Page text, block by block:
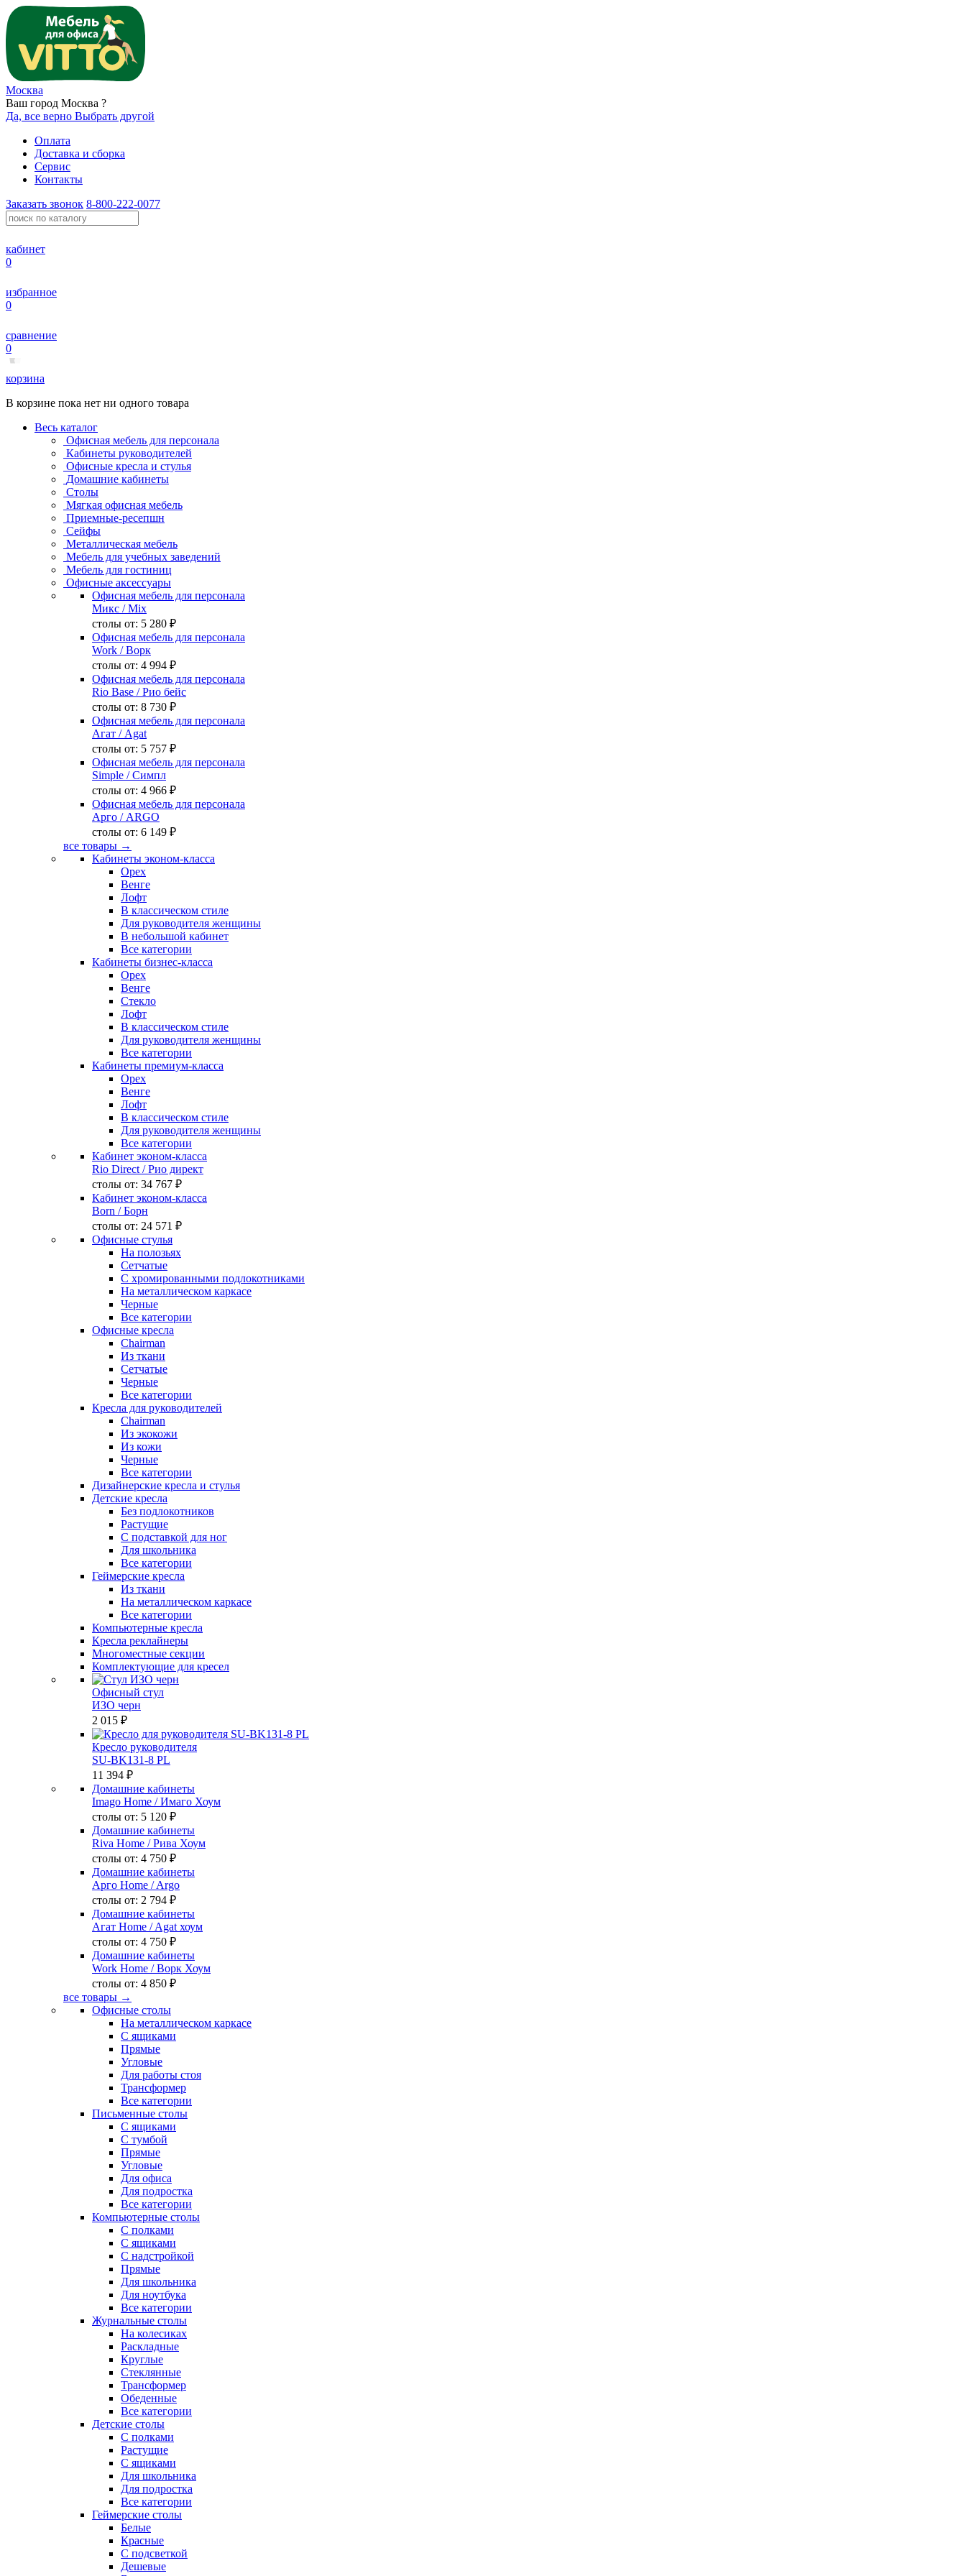
Москва
Ваш город Москва ?
Да, все верно Выбрать другой
Оплата
Доставка и сборка
Сервис
Контакты
Заказать звонок 8-800-222-0077
кабинет
0
избранное
0
сравнение
0
корзина
В корзине пока нет ни одного товара
Весь каталог
Офисная мебель для персонала
Кабинеты руководителей
Офисные кресла и стулья
Домашние кабинеты
Столы
Мягкая офисная мебель
Приемные-ресепшн
Сейфы
Металлическая мебель
Мебель для учебных заведений
Мебель для гостиниц
Офисные аксессуары
Офисная мебель для персонала
Микс / Mix
столы от: 5 280 ₽
Офисная мебель для персонала
Work / Ворк
столы от: 4 994 ₽
Офисная мебель для персонала
Rio Base / Рио бейс
столы от: 8 730 ₽
Офисная мебель для персонала
Агат / Agat
столы от: 5 757 ₽
Офисная мебель для персонала
Simple / Симпл
столы от: 4 966 ₽
Офисная мебель для персонала
Арго / ARGO
столы от: 6 149 ₽
все товары →
Кабинеты эконом-класса
Орех
Венге
Лофт
В классическом стиле
Для руководителя женщины
В небольшой кабинет
Все категории
Кабинеты бизнес-класса
Орех
Венге
Стекло
Лофт
В классическом стиле
Для руководителя женщины
Все категории
Кабинеты премиум-класса
Орех
Венге
Лофт
В классическом стиле
Для руководителя женщины
Все категории
Кабинет эконом-класса
Rio Direct / Рио директ
столы от: 34 767 ₽
Кабинет эконом-класса
Born / Борн
столы от: 24 571 ₽
Офисные стулья
На полозьях
Сетчатые
С хромированными подлокотниками
На металлическом каркасе
Черные
Все категории
Офисные кресла
Chairman
Из ткани
Сетчатые
Черные
Все категории
Кресла для руководителей
Chairman
Из экокожи
Из кожи
Черные
Все категории
Дизайнерские кресла и стулья
Детские кресла
Без подлокотников
Растущие
С подставкой для ног
Для школьника
Все категории
Геймерские кресла
Из ткани
На металлическом каркасе
Все категории
Компьютерные кресла
Кресла реклайнеры
Многоместные секции
Комплектующие для кресел
Офисный стул
ИЗО черн
2 015 ₽
Кресло руководителя
SU-BK131-8 PL
11 394 ₽
Домашние кабинеты
Imago Home / Имаго Хоум
столы от: 5 120 ₽
Домашние кабинеты
Riva Home / Рива Хоум
столы от: 4 750 ₽
Домашние кабинеты
Арго Home / Argo
столы от: 2 794 ₽
Домашние кабинеты
Агат Home / Agat хоум
столы от: 4 750 ₽
Домашние кабинеты
Work Home / Ворк Хоум
столы от: 4 850 ₽
все товары →
Офисные столы
На металлическом каркасе
С ящиками
Прямые
Угловые
Для работы стоя
Трансформер
Все категории
Письменные столы
С ящиками
С тумбой
Прямые
Угловые
Для офиса
Для подростка
Все категории
Компьютерные столы
С полками
С ящиками
С надстройкой
Прямые
Для школьника
Для ноутбука
Все категории
Журнальные столы
На колесиках
Раскладные
Круглые
Стеклянные
Трансформер
Обеденные
Все категории
Детские столы
С полками
Растущие
С ящиками
Для школьника
Для подростка
Все категории
Геймерские столы
Белые
Красные
С подсветкой
Дешевые